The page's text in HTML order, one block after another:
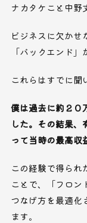
ナカタケこと中野
ビジネスに欠かせ
「バックエンド」
これらはすでに聞
僕は過去に約２０
した。その結果、
って当時の最高収
この経験で得られ
ことで、「フロン
つなげ方を最適化
ます。